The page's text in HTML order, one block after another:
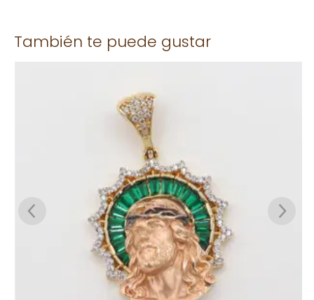
Solo los usuarios registrados que hayan comprado este
También te puede gustar